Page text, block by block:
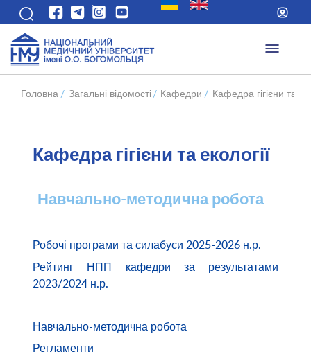
Головна / Загальні відомості / Кафедри / Кафедра гігієни та
Кафедра гігієни та екології
Навчально-методична робота
Робочі програми та силабуси 2025-2026 н.р.
Рейтинг НПП кафедри за результатами
2023/2024 н.р.
Навчально-методична робота
Регламенти